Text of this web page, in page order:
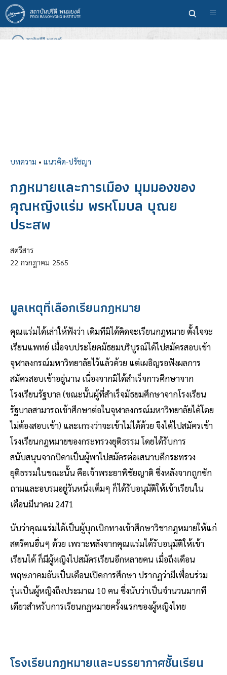
ข้าม
ไป
ยัง
เนื้อหา
บทความ • แนวคิด-ปรัชญา
กฎหมายและการเมือง มุมมองของ
คุณหญิงแร่ม พรหโมบล บุณย
ประสพ
สตรีสาร
22 กรกฎาคม 2565
มูลเหตุที่เลือกเรียนกฎหมาย
คุณแร่มได้เล่าให้ฟังว่า เดิมทีมิได้คิดจะเรียนกฎหมาย ตั้งใจจะ
เรียนแพทย์ เมื่อจบประโยคมัธยมบริบูรณ์ได้ไปสมัครสอบเข้า
จุฬาลงกรณ์มหาวิทยาลัยไว้แล้วด้วย แต่เผอิญรอฟังผลการ
สมัครสอบเข้าอยู่นาน เนื่องจากมิได้สำเร็จการศึกษาจาก
โรงเรียนรัฐบาล (ขณะนั้นผู้ที่สำเร็จมัธยมศึกษาจากโรงเรียน
รัฐบาลสามารถเข้าศึกษาต่อในจุฬาลงกรณ์มหาวิทยาลัยได้โดย
ไม่ต้องสอบเข้า) และเกรงว่าจะเข้าไม่ได้ด้วย จึงได้ไปสมัครเข้า
โรงเรียนกฎหมายของกระทรวงยุติธรรม โดยได้รับการ
สนับสนุนจากบิดาเป็นผู้พาไปสมัครต่อเสนาบดีกระทรวง
ยุติธรรมในขณะนั้น คือเจ้าพระยาพิชัยญาติ ซึ่งหลังจากถูกซัก
ถามและอบรมอยู่วันหนึ่งเต็มๆ ก็ได้รับอนุมัติให้เข้าเรียนใน
เดือนมีนาคม 2471
นับว่าคุณแร่มได้เป็นผู้บุกเบิกทางเข้าศึกษาวิชากฎหมายให้แก่
สตรีคนอื่นๆ ด้วย เพราะหลังจากคุณแร่มได้รับอนุมัติให้เข้า
เรียนได้ ก็มีผู้หญิงไปสมัครเรียนอีกหลายคน เมื่อถึงเดือน
พฤษภาคมอันเป็นเดือนเปิดการศึกษา ปรากฏว่ามีเพื่อนร่วม
รุ่นเป็นผู้หญิงถึงประมาณ 10 คน ซึ่งนับว่าเป็นจำนวนมากที
เดียวสำหรับการเรียนกฎหมายครั้งแรกของผู้หญิงไทย
โรงเรียนกฎหมายและบรรยากาศชั้นเรียน